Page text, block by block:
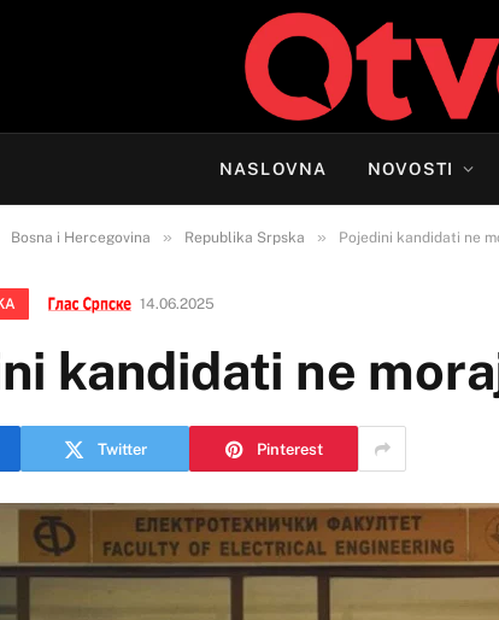
NASLOVNA NOVOSTI
Bosna i Hercegovina » Republika Srpska » Pojedini kandidati ne
14.06.2025
kandidati ne
Twitter Pinterest